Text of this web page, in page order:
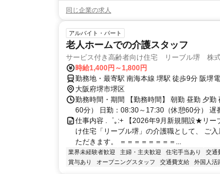
同じ企業の求人
アルバイト・パート
老人ホームでの介護スタッフ
サービス付き高齢者向け住宅 リーブル堺 株
時給1,400円～1,800円
勤務地・最寄駅 南海本線 堺駅 徒歩9分 阪堺
大阪府堺市堺区
勤務時間・期間 【勤務時間】 朝勤 昼勤 夕
60分） 日勤：08:30～17:30（休憩60分）
仕事内容 .゜｡:+ 【2026年9月新規開設★リー
け住宅「リーブル堺」の介護職として、 ご
ただきます。 ＝＝＝＝＝＝＝＝...
業界未経験者歓迎 主婦・主夫歓迎 住宅手当あり 交通
賞与あり
オープニングスタッフ 交通費支給 外国人活